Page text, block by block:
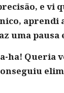
e vi
aprendi
uma
ha! Queria